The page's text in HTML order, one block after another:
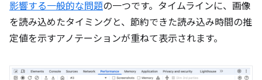
影響する一般的な問題の一つです。タイムラインに、画像
を読み込めたタイミングと、節約できた読み込み時間の推
定値を示すアノテーションが重ねて表示されます。